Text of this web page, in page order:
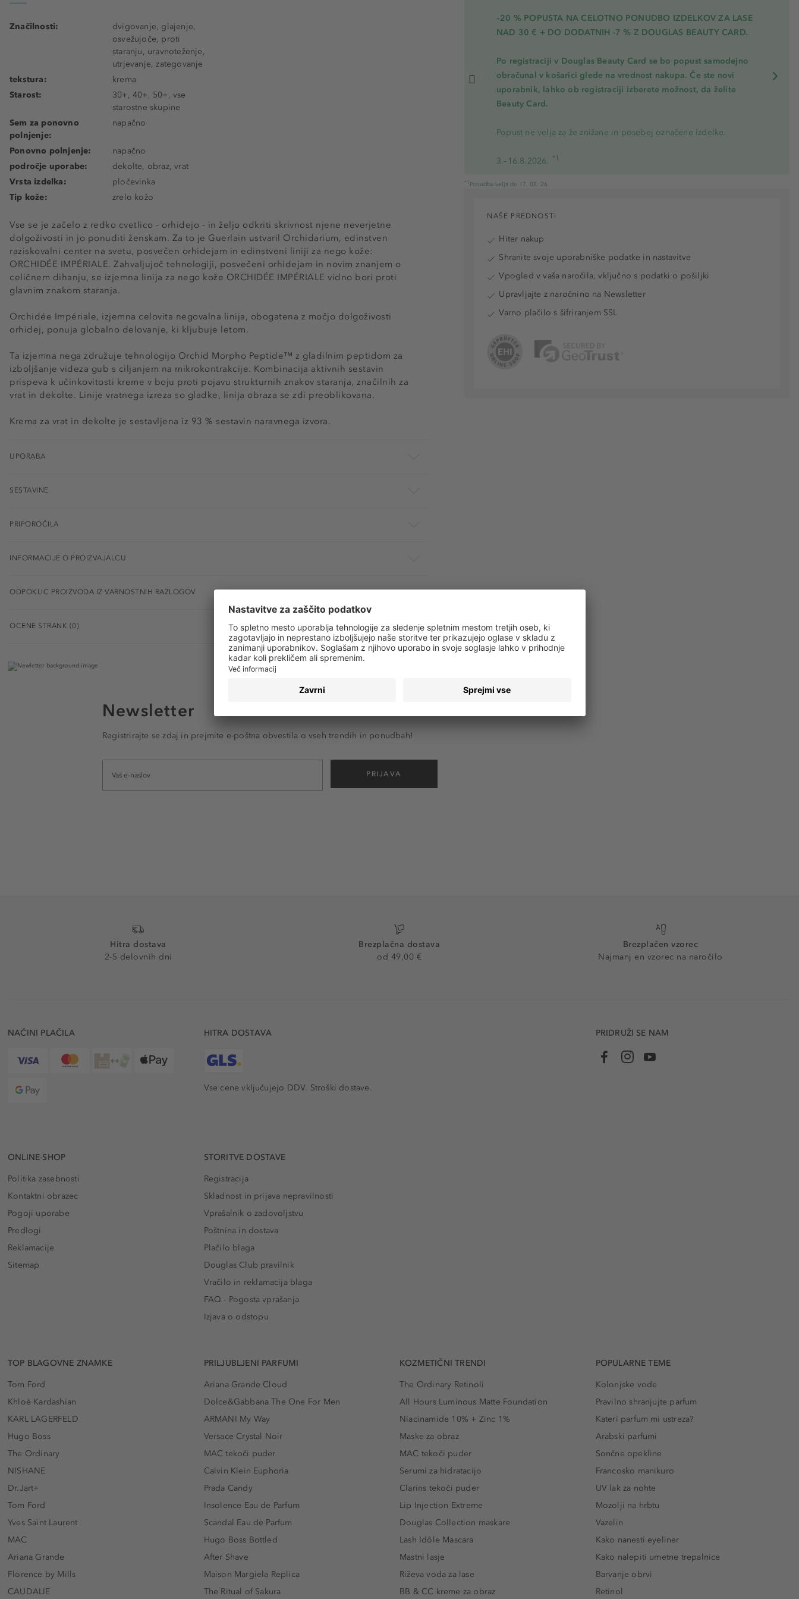
–20 % POPUSTA NA CELOTNO PONUDBO IZDELKOV ZA LASE
NAD 30 € + DO DODATNIH -7 % Z DOUGLAS BEAUTY CARD.
Po registraciji v Douglas Beauty Card se bo popust samodejno
obračunal v košarici glede na vrednost nakupa. Če ste novi
uporabnik, lahko ob registraciji izberete možnost, da želite
Beauty Card.
Popust ne velja za že znižane in posebej označene izdelke.
3.–16.8.2026. *1
*1 Ponudba velja do 17. 08. 26.
Vse se je začelo z redko cvetlico - orhidejo - in željo odkriti skrivnost njene neverjetne
dolgoživosti in jo ponuditi ženskam. Za to je Guerlain ustvaril Orchidarium, edinstven
raziskovalni center na svetu, posvečen orhidejam in edinstveni liniji za nego kože:
ORCHIDÉE IMPÉRIALE. Zahvaljujoč tehnologiji, posvečeni orhidejam in novim znanjem o
celičnem dihanju, se izjemna linija za nego kože ORCHIDÉE IMPÉRIALE vidno bori proti
glavnim znakom staranja.
Orchidée Impériale, izjemna celovita negovalna linija, obogatena z močjo dolgoživosti
orhidej, ponuja globalno delovanje, ki kljubuje letom.
Ta izjemna nega združuje tehnologijo Orchid Morpho Peptide™ z gladilnim peptidom za
izboljšanje videza gub s ciljanjem na mikrokontrakcije. Kombinacija aktivnih sestavin
prispeva k učinkovitosti kreme v boju proti pojavu strukturnih znakov staranja, značilnih za
vrat in dekolte. Linije vratnega izreza so gladke, linija obraza se zdi preoblikovana.
Krema za vrat in dekolte je sestavljena iz 93 % sestavin naravnega izvora.
Značilnosti:
dvigovanje, glajenje,
osvežujoče, proti
staranju, uravnoteženje,
utrjevanje, zategovanje
tekstura:
krema
Starost:
30+, 40+, 50+, vse
starostne skupine
Sem za ponovno
polnjenje:
napačno
Ponovno polnjenje:
napačno
področje uporabe:
dekolte, obraz, vrat
Vrsta izdelka:
pločevinka
Tip kože:
zrelo kožo
UPORABA
SESTAVINE
PRIPOROČILA
INFORMACIJE O PROIZVAJALCU
ODPOKLIC PROIZVODA IZ VARNOSTNIH RAZLOGOV
OCENE STRANK (0)
NAŠE PREDNOSTI
Hiter nakup
Shranite svoje uporabniške podatke in nastavitve
Vpogled v vaša naročila, vključno s podatki o pošiljki
Upravljajte z naročnino na Newsletter
Varno plačilo s šifriranjem SSL
Newsletter
Registrirajte se zdaj in prejmite e-poštna obvestila o vseh trendih in ponudbah!
PRIJAVA
Hitra dostava
2-5 delovnih dni
Brezplačna dostava
od 49,00 €
Brezplačen vzorec
Najmanj en vzorec na naročilo
NAČINI PLAČILA HITRA DOSTAVA
Vse cene vključujejo DDV. Stroški dostave.
PRIDRUŽI SE NAM
ONLINE-SHOP
Politika zasebnosti
Kontaktni obrazec
Pogoji uporabe
Predlogi
Reklamacije
Sitemap
STORITVE DOSTAVE
Registracija
Skladnost in prijava nepravilnosti
Vprašalnik o zadovoljstvu
Poštnina in dostava
Plačilo blaga
Douglas Club pravilnik
Vračilo in reklamacija blaga
FAQ - Pogosta vprašanja
Izjava o odstopu
TOP BLAGOVNE ZNAMKE
Tom Ford
Khloé Kardashian
KARL LAGERFELD
Hugo Boss
The Ordinary
NISHANE
Dr.Jart+
Tom Ford
Yves Saint Laurent
MAC
Ariana Grande
Florence by Mills
CAUDALIE
PRILJUBLJENI PARFUMI
Ariana Grande Cloud
Dolce&Gabbana The One For Men
ARMANI My Way
Versace Crystal Noir
MAC tekoči puder
Calvin Klein Euphoria
Prada Candy
Insolence Eau de Parfum
Scandal Eau de Parfum
Hugo Boss Bottled
After Shave
Maison Margiela Replica
The Ritual of Sakura
KOZMETIČNI TRENDI
The Ordinary Retinoli
All Hours Luminous Matte Foundation
Niacinamide 10% + Zinc 1%
Maske za obraz
MAC tekoči puder
Serumi za hidratacijo
Clarins tekoči puder
Lip Injection Extreme
Douglas Collection maskare
Lash Idôle Mascara
Mastni lasje
Riževa voda za lase
BB & CC kreme za obraz
POPULARNE TEME
Kolonjske vode
Pravilno shranjujte parfum
Kateri parfum mi ustreza?
Arabski parfumi
Sončne opekline
Francosko manikuro
UV lak za nohte
Mozolji na hrbtu
Vazelin
Kako nanesti eyeliner
Kako nalepiti umetne trepalnice
Barvanje obrvi
Retinol